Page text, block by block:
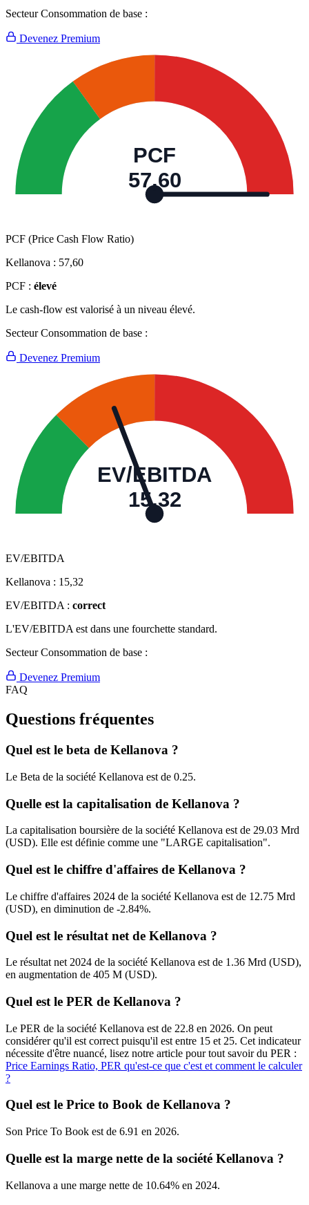
Secteur Consommation de base :
Devenez Premium
PCF
57,60
PCF (Price Cash Flow Ratio)
Kellanova : 57,60
PCF : élevé
Le cash-flow est valorisé à un niveau élevé.
Secteur Consommation de base :
Devenez Premium
EV/EBITDA
15,32
EV/EBITDA
Kellanova : 15,32
EV/EBITDA : correct
L'EV/EBITDA est dans une fourchette standard.
Secteur Consommation de base :
Devenez Premium
FAQ
Questions fréquentes
Quel est le beta de Kellanova ?
Le Beta de la société Kellanova est de 0.25.
Quelle est la capitalisation de Kellanova ?
La capitalisation boursière de la société Kellanova est de 29.03 Mrd
(USD). Elle est définie comme une "LARGE capitalisation".
Quel est le chiffre d'affaires de Kellanova ?
Le chiffre d'affaires 2024 de la société Kellanova est de 12.75 Mrd
(USD), en diminution de -2.84%.
Quel est le résultat net de Kellanova ?
Le résultat net 2024 de la société Kellanova est de 1.36 Mrd (USD),
en augmentation de 405 M (USD).
Quel est le PER de Kellanova ?
Le PER de la société Kellanova est de 22.8 en 2026. On peut
considérer qu'il est correct puisqu'il est entre 15 et 25. Cet indicateur
nécessite d'être nuancé, lisez notre article pour tout savoir du PER :
Price Earnings Ratio, PER qu'est-ce que c'est et comment le calculer
?
Quel est le Price to Book de Kellanova ?
Son Price To Book est de 6.91 en 2026.
Quelle est la marge nette de la société Kellanova ?
Kellanova a une marge nette de 10.64% en 2024.